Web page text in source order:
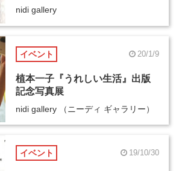
nidi gallery
イベント 20/1/9
植本一子『うれしい生活』出版
記念写真展
nidi gallery （ニーディ ギャラリー）
イベント 19/10/30